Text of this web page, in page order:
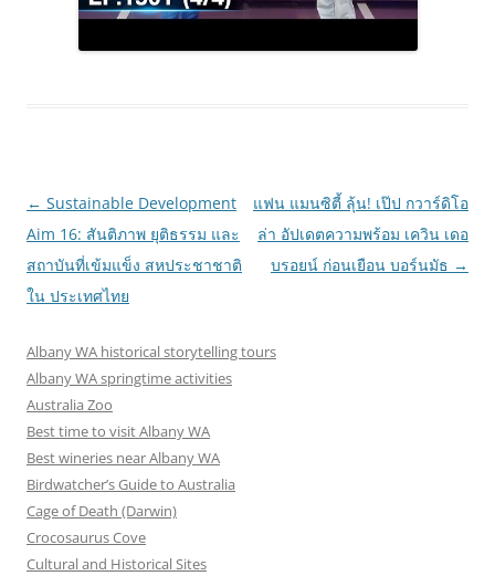
Post
navigation
← Sustainable Development
Aim 16: สันติภาพ ยุติธรรม และ
สถาบันที่เข้มแข็ง สหประชาชาติ
ใน ประเทศไทย
แฟน แมนซิตี้ ลุ้น! เป๊ป กวาร์ดิโอ
ล่า อัปเดตความพร้อม เควิน เดอ
บรอยน์ ก่อนเยือน บอร์นมัธ →
Albany WA historical storytelling tours
Albany WA springtime activities
Australia Zoo
Best time to visit Albany WA
Best wineries near Albany WA
Birdwatcher’s Guide to Australia
Cage of Death (Darwin)
Crocosaurus Cove
Cultural and Historical Sites